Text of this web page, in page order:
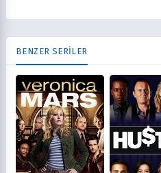
BENZER SERİLER